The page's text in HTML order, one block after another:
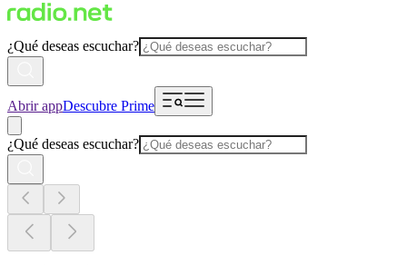
¿Qué deseas escuchar?
Abrir appDescubre Prime
¿Qué deseas escuchar?